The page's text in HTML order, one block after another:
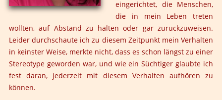
eingerichtet, die Menschen,
die in mein Leben treten
wollten, auf Abstand zu halten oder gar zurückzuweisen.
Leider durchschaute ich zu diesem Zeitpunkt mein Verhalten
in keinster Weise, merkte nicht, dass es schon längst zu einer
Stereotype geworden war, und wie ein Süchtiger glaubte ich
fest daran, jederzeit mit diesem Verhalten aufhören zu
können.